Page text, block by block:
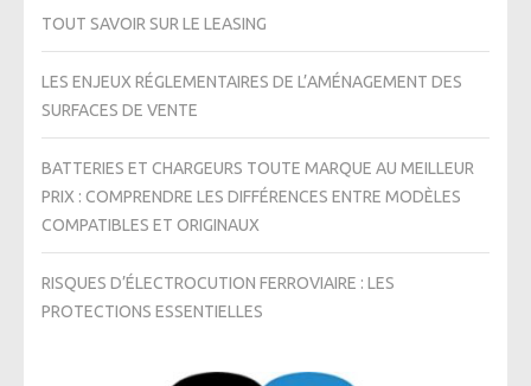
TOUT SAVOIR SUR LE LEASING
LES ENJEUX RÉGLEMENTAIRES DE L’AMÉNAGEMENT DES
SURFACES DE VENTE
BATTERIES ET CHARGEURS TOUTE MARQUE AU MEILLEUR
PRIX : COMPRENDRE LES DIFFÉRENCES ENTRE MODÈLES
COMPATIBLES ET ORIGINAUX
RISQUES D’ÉLECTROCUTION FERROVIAIRE : LES
PROTECTIONS ESSENTIELLES